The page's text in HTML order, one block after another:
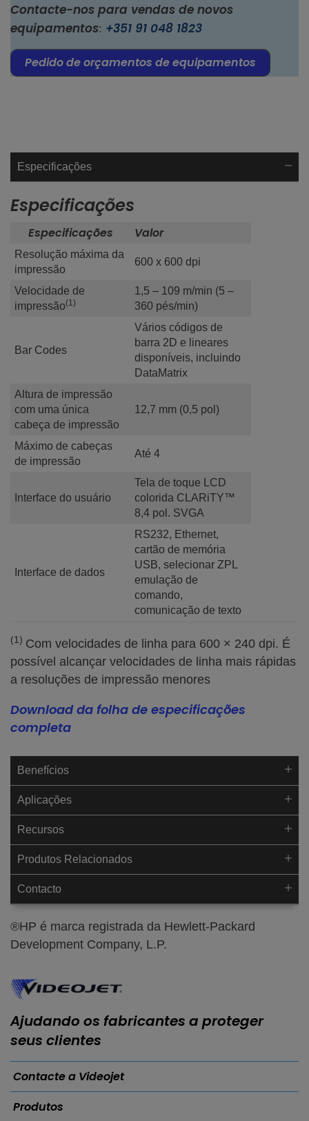
Contacte-nos para vendas de novos
equipamentos: +351 91 048 1823
Pedido de orçamentos de equipamentos
Especificações
Especificações
Especificações Valor
Resolução máxima da
impressão
600 x 600 dpi
Velocidade de
impressão(1)
1,5 – 109 m/min (5 –
360 pés/min)
Bar Codes
Vários códigos de
barra 2D e lineares
disponíveis, incluindo
DataMatrix
Altura de impressão
com uma única
cabeça de impressão
12,7 mm (0,5 pol)
Máximo de cabeças
de impressão
Até 4
Interface do usuário
Tela de toque LCD
colorida CLARiTY™
8,4 pol. SVGA
Interface de dados
RS232, Ethernet,
cartão de memória
USB, selecionar ZPL
emulação de
comando,
comunicação de texto
(1) Com velocidades de linha para 600 × 240 dpi. É
possível alcançar velocidades de linha mais rápidas
a resoluções de impressão menores
Download da folha de especificações
completa
Benefícios
Aplicações
Recursos
Produtos Relacionados
Contacto
®HP é marca registrada da Hewlett-Packard
Development Company, L.P.
Ajudando os fabricantes a proteger
seus clientes
Contacte a Videojet
Produtos